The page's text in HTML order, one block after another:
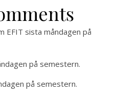
EFIT sista måndagen på
på semestern.
på semestern.